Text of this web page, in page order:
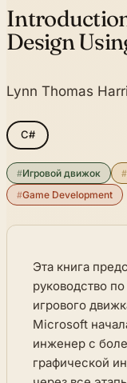
Design
Lynn Thomas
C#
#Игровой движок #
#Game Development
Эта книга
руководство
игрового
Microsoft
инженер с
графической